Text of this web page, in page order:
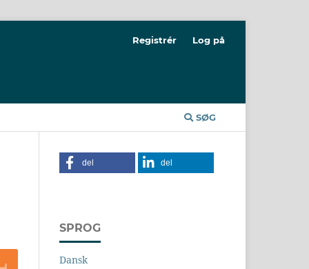
SØG
Registrér Log på
del del
SPROG
Dansk